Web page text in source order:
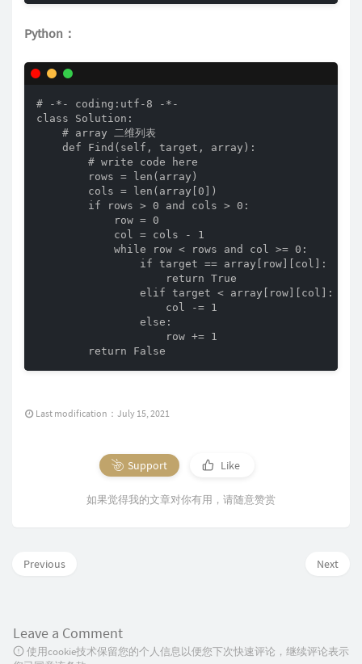
Python：
# -*- coding:utf-8 -*-
class Solution:
    # array 二维列表
    def Find(self, target, array):
        # write code here
        rows = len(array)
        cols = len(array[0])
        if rows > 0 and cols > 0:
            row = 0
            col = cols - 1
            while row < rows and col >= 0:
                if target == array[row][col]:
                    return True
                elif target < array[row][col]:
                    col -= 1
                else:
                    row += 1
        return False
Last modification：July 15, 2021
Support Like
如果觉得我的文章对你有用，请随意赞赏
Next
Previous
Leave a Comment
使用cookie技术保留您的个人信息以便您下次快速评论，继续评论表示